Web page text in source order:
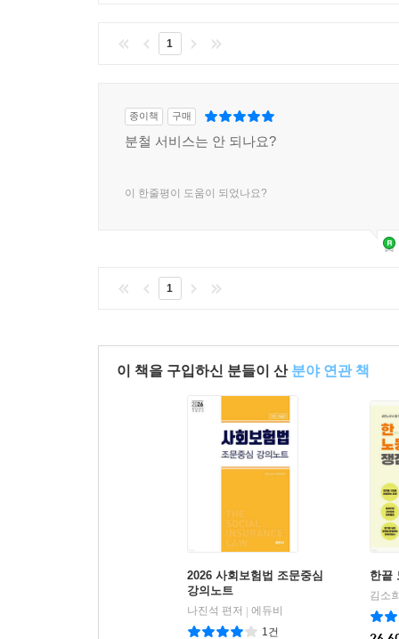
1
종이책 구매
분철 서비스는 안 되나요?
이 한줄평이 도움이 되었나요?
1
이 책을 구입하신 분들이 산 분야 연관 책
2026 사회보험법 조문중심
강의노트
나진석 편저
에듀비
1건
한끝
김소